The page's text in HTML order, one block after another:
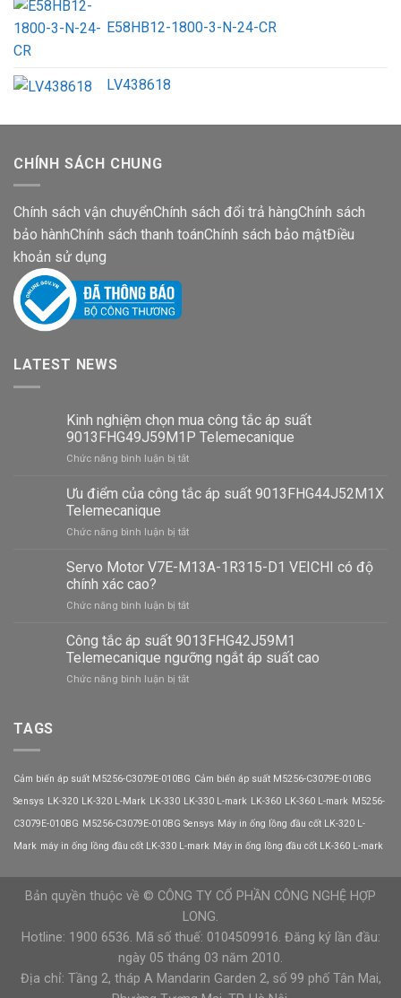
E58HB12-1800-3-N-24-CR
LV438618
CHÍNH SÁCH CHUNG
Chính sách vận chuyểnChính sách đổi trả hàngChính sách
bảo hànhChính sách thanh toánChính sách bảo mậtĐiều
khoản sử dụng
LATEST NEWS
Kinh nghiệm chọn mua công tắc áp suất
9013FHG49J59M1P Telemecanique
Chức năng bình luận bị tắtở
nghiệm
công
áp
Telemecanique
Ưu điểm của công tắc áp suất 9013FHG44J52M1X
Telemecanique
Chức năng bình luận bị tắtở
điểm
tắc
suất
9013FHG44J52M1X
Telemecanique
Servo Motor V7E-M13A-1R315-D1 VEICHI có độ
chính xác cao?
Chức năng bình luận bị tắtở
Motor
V7E-
M13A-
1R315-
xác
Công tắc áp suất 9013FHG42J59M1
Telemecanique ngưỡng ngắt áp suất cao
Chức năng bình luận bị tắtở
ngưỡng
ngắt
suất
cao
TAGS
Cảm biến áp suất M5256-C3079E-010BG Cảm biến áp suất M5256-C3079E-010BG
Sensys LK-320 LK-320 L-Mark LK-330 LK-330 L-mark LK-360 LK-360 L-mark M5256-
C3079E-010BG M5256-C3079E-010BG Sensys Máy in ống lồng đầu cốt LK-320 L-
Mark máy in ống lồng đầu cốt LK-330 L-mark Máy in ống lồng đầu cốt LK-360 L-mark
Bản quyền thuộc về © CÔNG TY CỔ PHẦN CÔNG NGHỆ HỢP
LONG.
Hotline: 1900 6536. Mã số thuế: 0104509916. Đăng ký lần đầu:
ngày 05 tháng 03 năm 2010.
Địa chỉ: Tầng 2, tháp A Mandarin Garden 2, số 99 phố Tân Mai,